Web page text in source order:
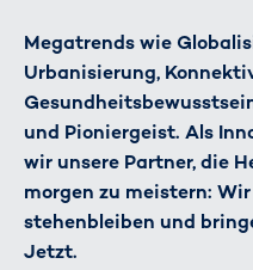
Megatrends wie
Urbanisierung,
und Pioniergeist. Als
wir unsere Partner, die
morgen zu meistern:
stehenbleiben und
Jetzt.